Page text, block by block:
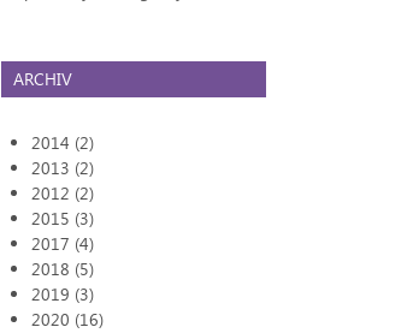
ARCHIV
2014 (2)
2013 (2)
2012 (2)
2015 (3)
2017 (4)
2018 (5)
2019 (3)
2020 (16)